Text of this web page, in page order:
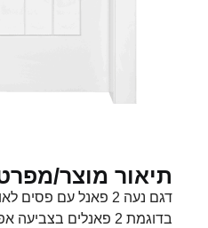
תיאור מוצר/מפרט
דגם נעה 2 פאנל עם פסים לאורך –